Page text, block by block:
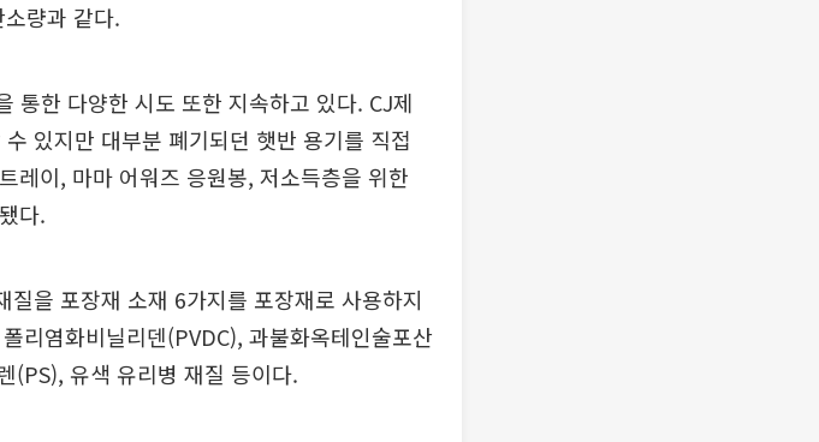
량과 같다.
통한 다양한 시도 또한 지속하고 있다. CJ제
있지만 대부분 폐기되던 햇반 용기를 직접
레이, 마마 어워즈 응원봉, 저소득층을 위한
다.
을 포장재 소재 6가지를 포장재로 사용하지
리염화비닐리덴(PVDC), 과불화옥테인술포산
(PS), 유색 유리병 재질 등이다.